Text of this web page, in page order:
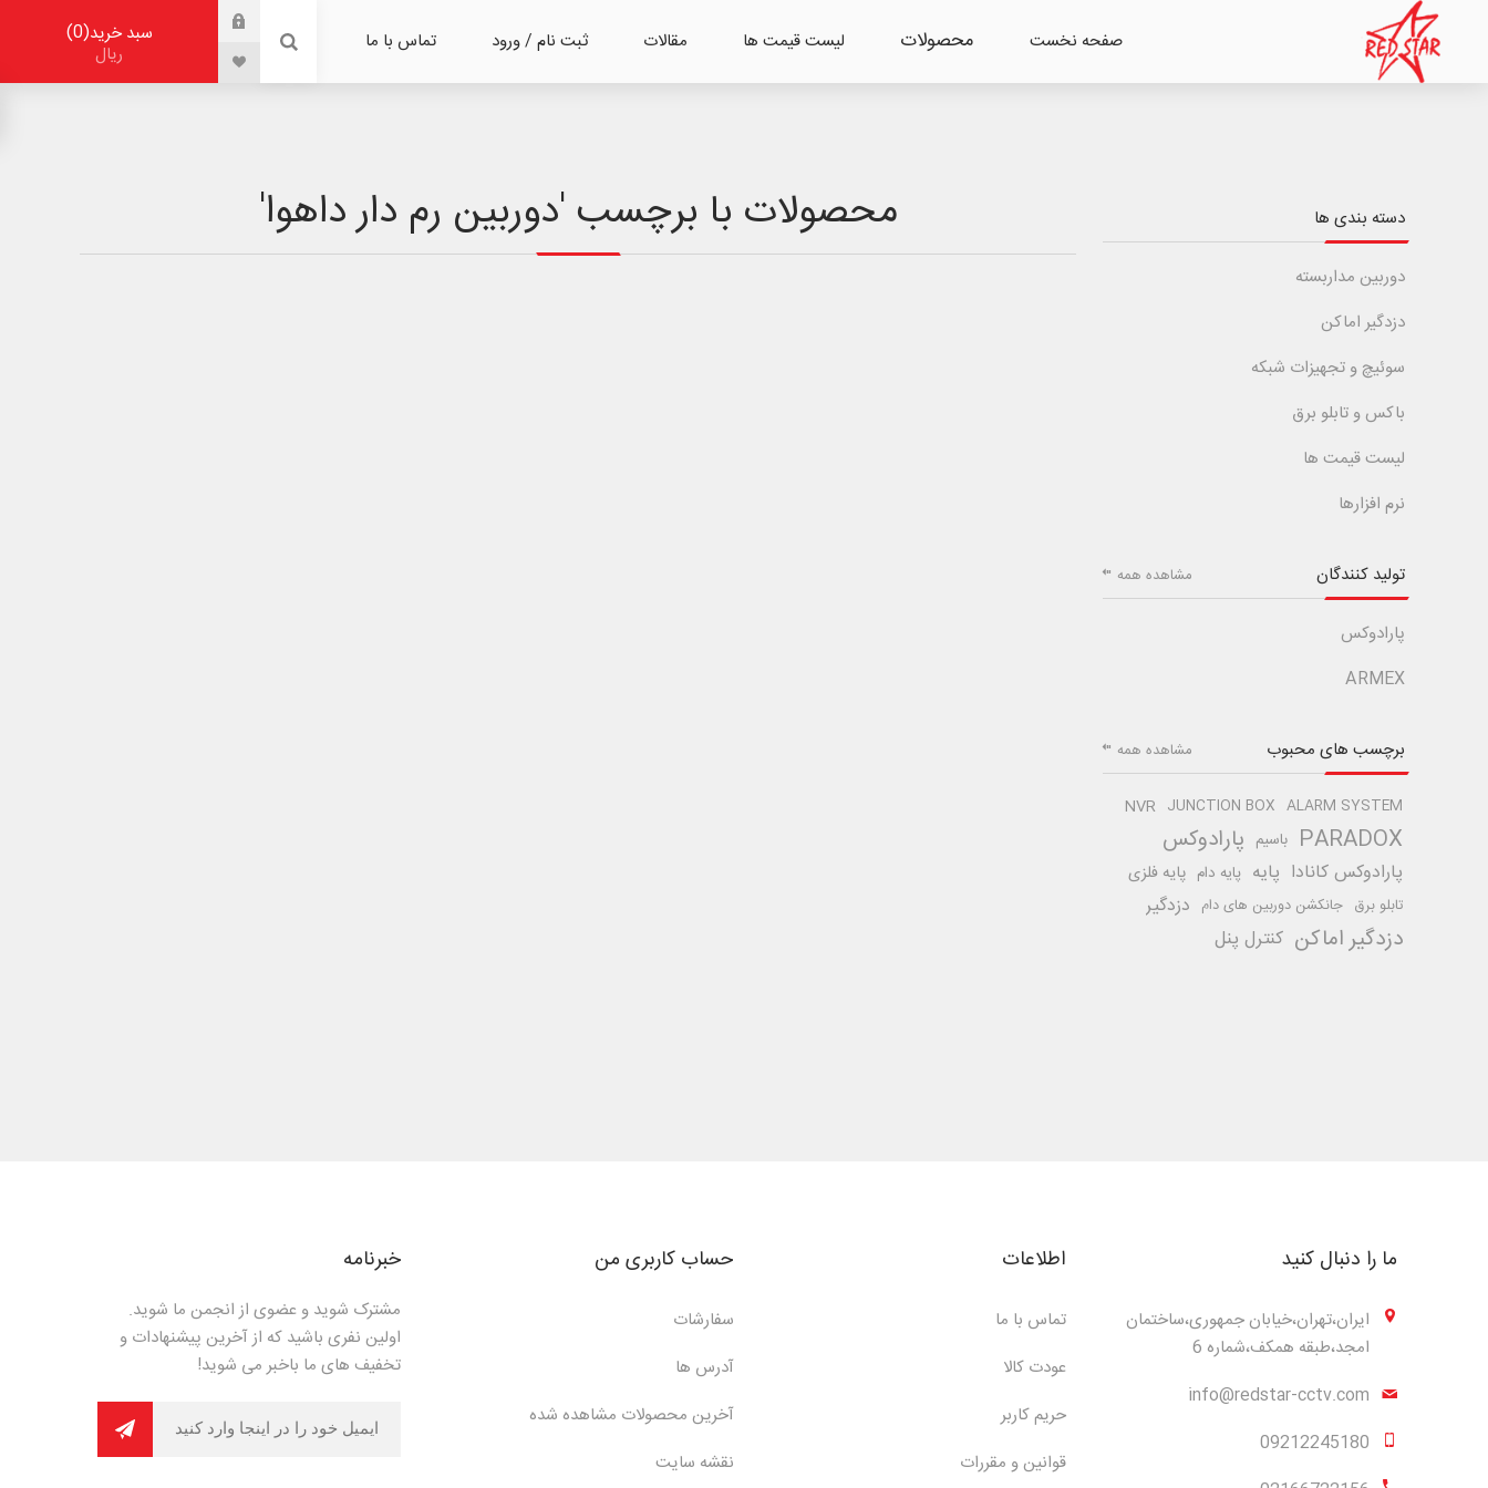
صفحه نخست محصولات لیست قیمت ها مقالات ثبت نام / ورود تماس با ما سبد خرید 0
ریال
محصولات با برچسب 'دوربین رم دار داهوا' دسته بندی ها
دوربین مداربسته
دزدگیر اماکن
سوئیچ و تجهیزات شبکه
باکس و تابلو برق
لیست قیمت ها
نرم افزارها
تولید کنندگان
پارادوکس
ARMEX
مشاهده همه
برچسب های محبوب
ALARM SYSTEM
JUNCTION BOX
NVR
PARADOX باسیم پارادوکس
پارادوکس کانادا پایه پایه دام پایه فلزی
تابلو برق جانکشن دوربین های دام دزدگیر
دزدگیر اماکن کنترل پنل
مشاهده همه
ما را دنبال کنید
ایران،تهران،خیابان جمهوری،ساختمان
امجد،طبقه همکف،شماره 6
info@redstar-cctv.com
09212245180
اطلاعات
تماس با ما
عودت کالا
حریم کاربر
قوانین و مقررات
حساب کاربری من
سفارشات
آدرس ها
آخرین محصولات مشاهده شده
نقشه سایت
خبرنامه
مشترک شوید و عضوی از انجمن ما شوید.
اولین نفری باشید که از آخرین پیشنهادات و
تخفیف های ما باخبر می شوید!